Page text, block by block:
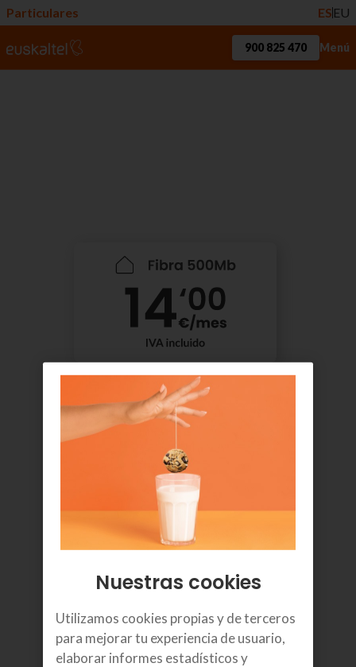
Particulares ES EU
900 825 470 Menú
¿Qué es Internet Compromiso?
Para familias con menos recursos
Euskaltel se compromete con aquellas familias
servicio de calidad a un precio reducido.
Nuestras cookies
Utilizamos cookies propias y de terceros
para mejorar tu experiencia de usuario,
elaborar informes estadísticos y